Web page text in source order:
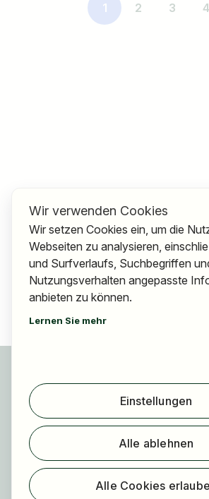
1 2 3 4
Jobs finden
Arbeitgeber finden
Registrierung
Für Arbeitgeber
Wir verwenden Cookies
Wir setzen Cookies ein, um die
Webseiten zu analysieren,
und Surfverlaufs, Suchbegriffen
Nutzungsverhalten angepasste
anbieten zu können.
Lernen Sie mehr
Einstellungen
Alle ablehnen
Alle Cookies